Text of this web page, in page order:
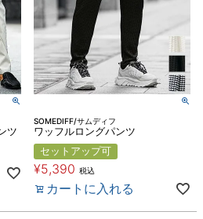
ツ
SOMEDIFF/サムディフ
ワッフルロングパンツ
セットアップ可
¥5,390 税込
カートに入れる